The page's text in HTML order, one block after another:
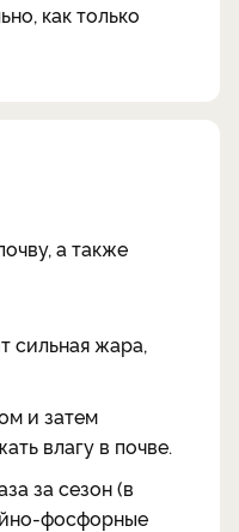
как только
а также
сильная жара,
и затем
влагу в почве.
за сезон (в
фосфорные